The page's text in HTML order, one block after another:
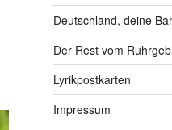
Deutschland, deine
Der Rest vom
Lyrikpostkarten
Impressum